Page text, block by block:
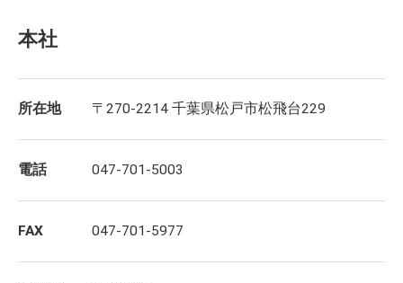
本社
所在地 〒270-2214 千葉県松戸市松飛台229
電話 047-701-5003
FAX 047-701-5977